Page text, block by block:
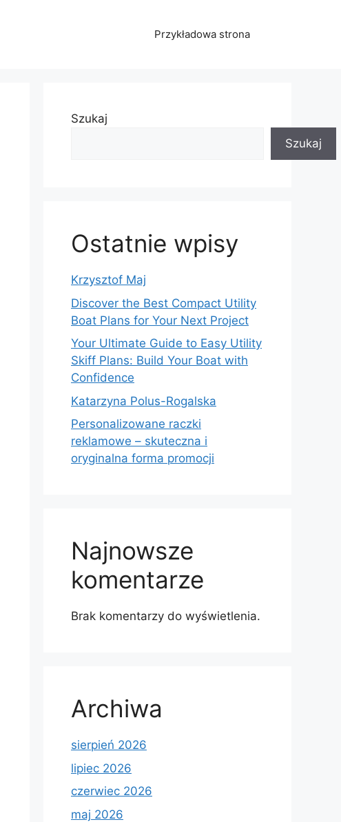
Przykładowa strona
Szukaj
Szukaj
Ostatnie wpisy
Krzysztof Maj
Discover the Best Compact Utility
Boat Plans for Your Next Project
Your Ultimate Guide to Easy Utility
Skiff Plans: Build Your Boat with
Confidence
Katarzyna Polus-Rogalska
Personalizowane raczki
reklamowe – skuteczna i
oryginalna forma promocji
Najnowsze
komentarze
Brak komentarzy do wyświetlenia.
Archiwa
sierpień 2026
lipiec 2026
czerwiec 2026
maj 2026